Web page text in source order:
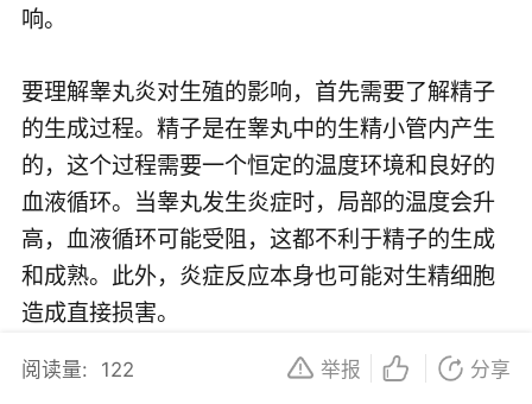
响。
要理解睾丸炎对生殖的影响，首先需要了解精子
的生成过程。精子是在睾丸中的生精小管内产生
的，这个过程需要一个恒定的温度环境和良好的
血液循环。当睾丸发生炎症时，局部的温度会升
高，血液循环可能受阻，这都不利于精子的生成
和成熟。此外，炎症反应本身也可能对生精细胞
造成直接损害。
然而，睾丸炎对生殖功能的影响并不是绝对的。
阅读量: 122 举报 分享